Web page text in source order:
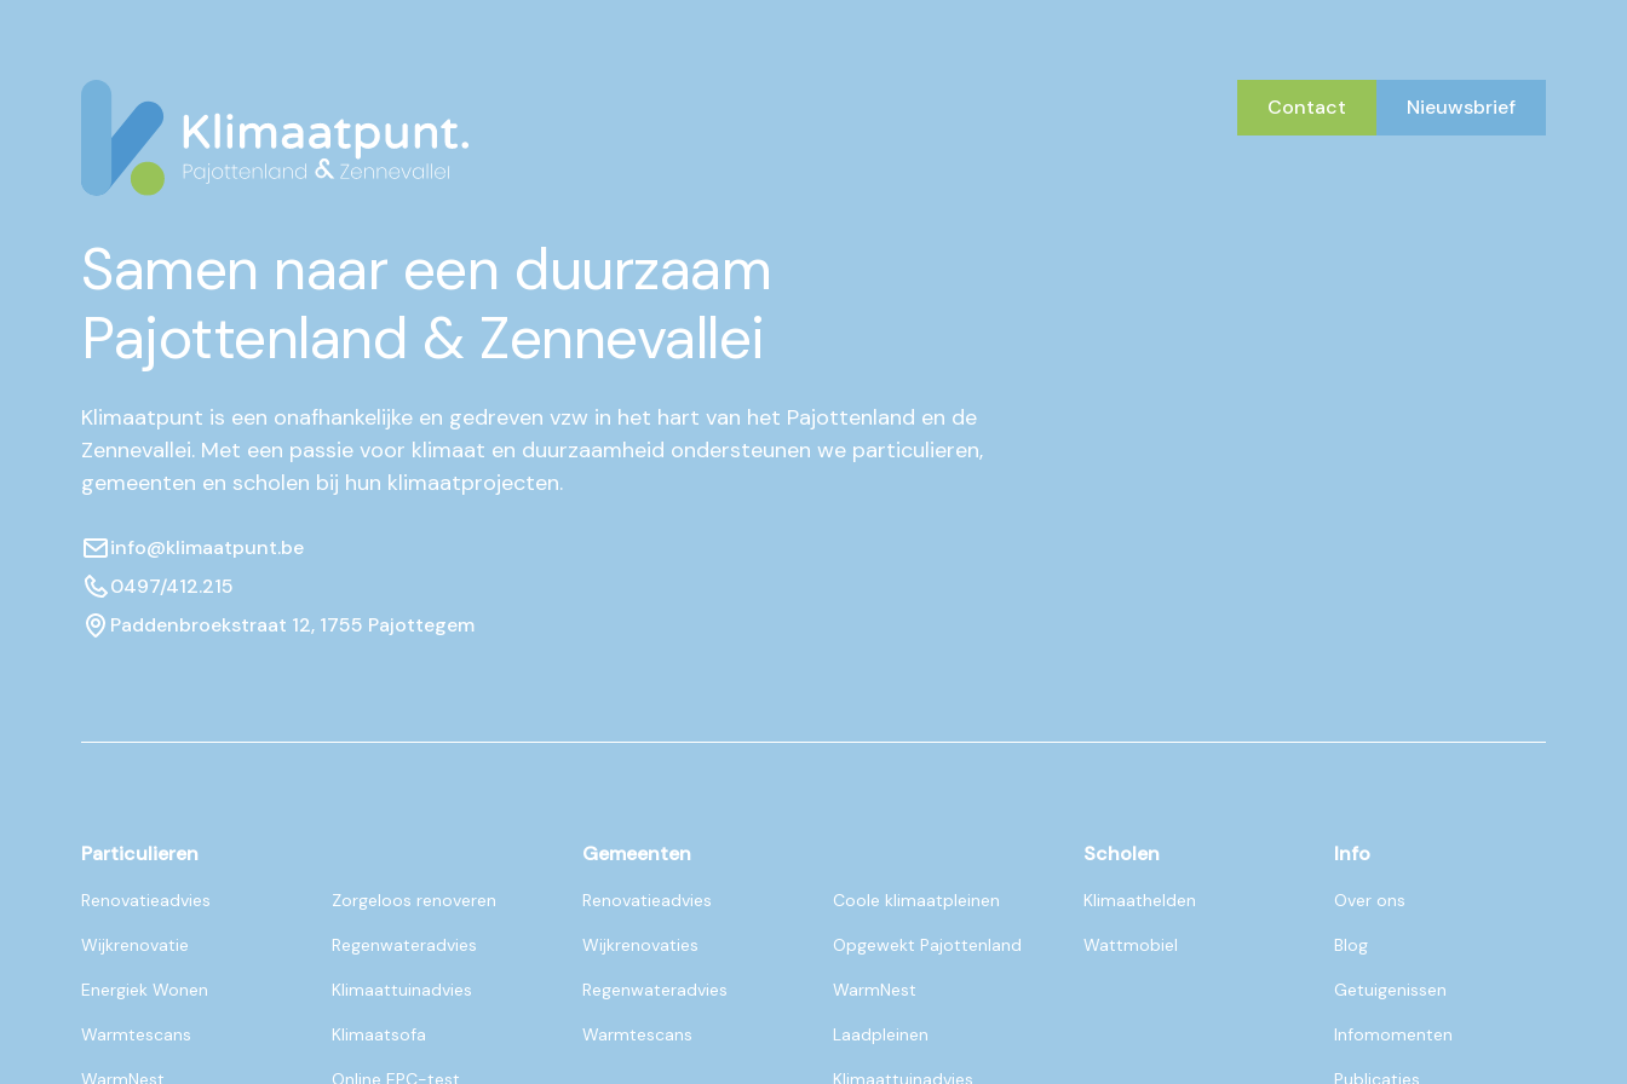
Samen naar een duurzaam
Pajottenland & Zennevallei
Klimaatpunt is een onafhankelijke en gedreven vzw in het hart van het Pajottenland en de
Zennevallei. Met een passie voor klimaat en duurzaamheid ondersteunen we particulieren,
gemeenten en scholen bij hun klimaatprojecten.
info@klimaatpunt.be
0497/412.215
Paddenbroekstraat 12, 1755 Pajottegem
Contact Nieuwsbrief
Particulieren
Renovatieadvies
Wijkrenovatie
Energiek Wonen
Warmtescans
WarmNest
Zorgeloos renoveren
Regenwateradvies
Klimaattuinadvies
Klimaatsofa
Online EPC-test
Gemeenten
Renovatieadvies
Wijkrenovaties
Regenwateradvies
Warmtescans
Coole klimaatpleinen
Opgewekt Pajottenland
WarmNest
Laadpleinen
Klimaattuinadvies
Scholen
Klimaathelden
Wattmobiel
Info
Over ons
Blog
Getuigenissen
Infomomenten
Publicaties